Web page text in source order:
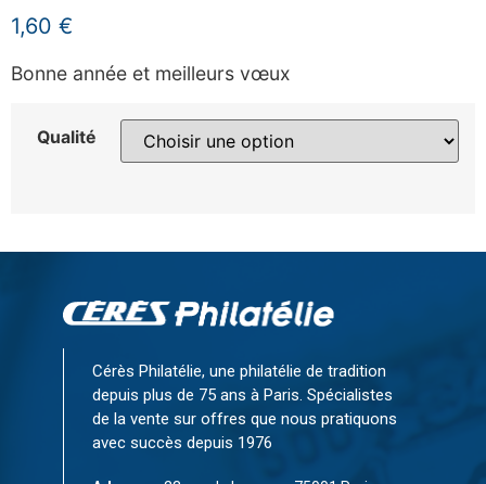
1,60 €
Bonne année et meilleurs vœux
Qualité
Cérès Philatélie, une philatélie de tradition
depuis plus de 75 ans à Paris. Spécialistes
de la vente sur offres que nous pratiquons
avec succès depuis 1976